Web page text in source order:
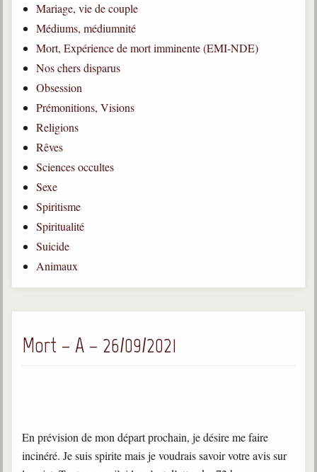
Les hommes
Les fondateurs
1804-1869
1846-1927
1857-1926
1910-2002
1927-2025
Bibliothèque
trimestrielles
Mariage, vie de couple
Médiums, médiumnité
Mort, Expérience de mort imminente (EMI-NDE)
Nos chers disparus
Obsession
Prémonitions, Visions
Religions
Rêves
Sciences occultes
Sexe
Spiritisme
Spiritualité
Suicide
Animaux
Mort – A – 26/09/2021
En prévision de mon départ prochain, je désire me faire
incinéré. Je suis spirite mais je voudrais savoir votre avis sur